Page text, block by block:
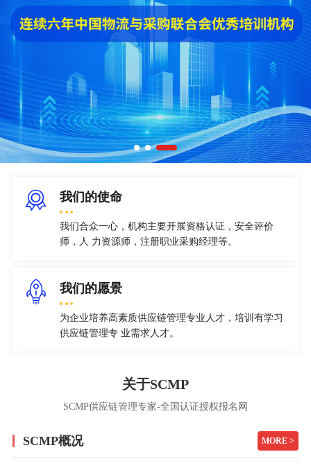
我们的使命
我们合众一心，机构主要开展资格认证，安全评价
师，人 力资源师，注册职业采购经理等。
我们的愿景
为企业培养高素质供应链管理专业人才，培训有学习
供应链管理专 业需求人才。
关于SCMP
SCMP供应链管理专家-全国认证授权报名网
SCMP概况 MORE >